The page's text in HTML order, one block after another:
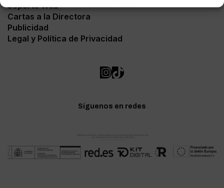
Soporte Web
Cartas a la Directora
Publicidad
Legal y Política de Privacidad
Síguenos en redes